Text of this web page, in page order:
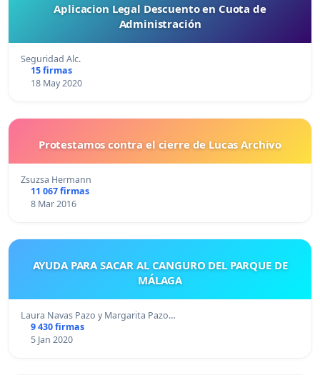
Aplicacion Legal Descuento en Cuota de
Administración
Seguridad Alc.
15 firmas
18 May 2020
Protestamos contra el cierre de Lucas Archivo
Zsuzsa Hermann
11 067 firmas
8 Mar 2016
AYUDA PARA SACAR AL CANGURO DEL PARQUE DE
MÁLAGA
Laura Navas Pazo y Margarita Pazo…
9 430 firmas
5 Jan 2020